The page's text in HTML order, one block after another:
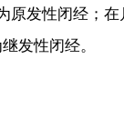
原发性闭经；
发性闭经。